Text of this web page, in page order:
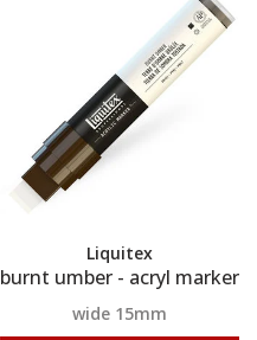
Liquitex
burnt umber - acryl marker
wide 15mm